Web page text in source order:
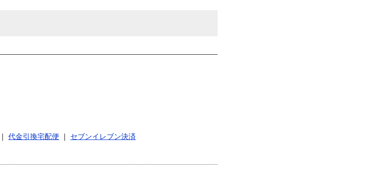
代金引換宅配便
セブンイレブン決済